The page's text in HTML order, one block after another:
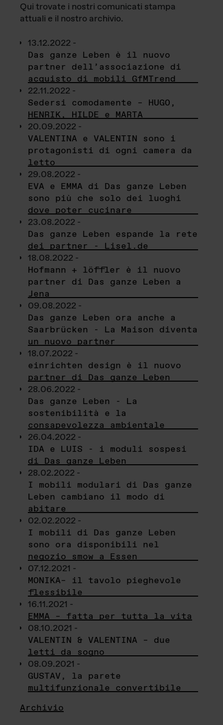
Qui trovate i nostri comunicati stampa
attuali e il nostro archivio.
13.12.2022 -
Das ganze Leben è il nuovo
partner dell’associazione di
acquisto di mobili GfMTrend
22.11.2022 -
Sedersi comodamente – HUGO,
HENRIK, HILDE e MARTA
20.09.2022 -
VALENTINA e VALENTIN sono i
protagonisti di ogni camera da
letto
29.08.2022 -
EVA e EMMA di Das ganze Leben
sono più che solo dei luoghi
dove poter cucinare
23.08.2022 -
Das ganze Leben espande la rete
dei partner - Lisel.de
18.08.2022 -
Hofmann + löffler è il nuovo
partner di Das ganze Leben a
Jena
09.08.2022 -
Das ganze Leben ora anche a
Saarbrücken - La Maison diventa
un nuovo partner
18.07.2022 -
einrichten design è il nuovo
partner di Das ganze Leben
28.06.2022 -
Das ganze Leben - La
sostenibilità e la
consapevolezza ambientale
26.04.2022 -
IDA e LUIS - i moduli sospesi
di Das ganze Leben
28.02.2022 -
I mobili modulari di Das ganze
Leben cambiano il modo di
abitare
02.02.2022 -
I mobili di Das ganze Leben
sono ora disponibili nel
negozio smow a Essen
07.12.2021 -
MONIKA– il tavolo pieghevole
flessibile
16.11.2021 -
EMMA – fatta per tutta la vita
08.10.2021 -
VALENTIN & VALENTINA – due
letti da sogno
08.09.2021 -
GUSTAV, la parete
multifunzionale convertibile
Archivio